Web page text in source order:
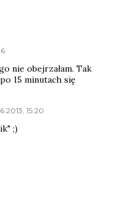
nie obejrzałam. Tak
15 minutach się
15:20
;)